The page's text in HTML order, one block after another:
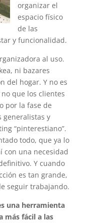
organizar el
espacio físico
de las
y funcionalidad.
al uso.
ni bazares
del hogar. Y no es
que los clientes
por la fase de
generalistas y
“pinterestiano”.
todo, que ya lo
con una necesidad
Y cuando
es tan grande,
seguir trabajando.
una herramienta
más fácil a las